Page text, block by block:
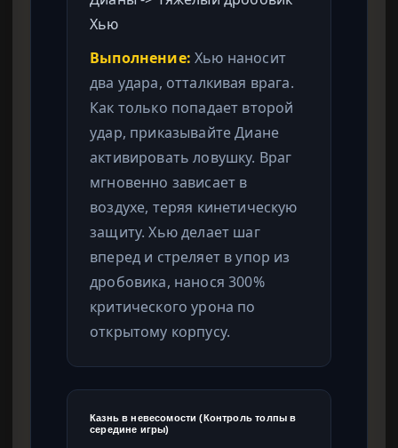
Хью
Выполнение: Хью наносит
два удара, отталкивая врага.
Как только попадает второй
удар, приказывайте Диане
активировать ловушку. Враг
мгновенно зависает в
воздухе, теряя кинетическую
защиту. Хью делает шаг
вперед и стреляет в упор из
дробовика, нанося 300%
критического урона по
открытому корпусу.
Казнь в невесомости (Контроль толпы в
середине игры)